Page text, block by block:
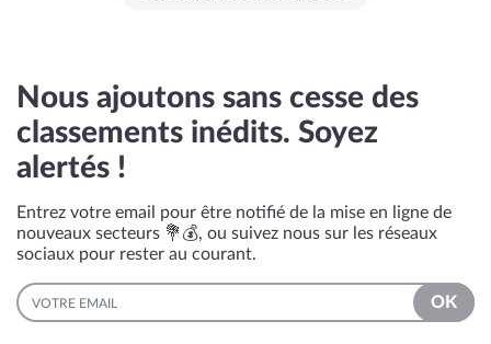
Nous ajoutons sans cesse des
classements inédits. Soyez
alertés !
Entrez votre email pour être notifié de la mise en ligne de
nouveaux secteurs 💐💰, ou suivez nous sur les réseaux
sociaux pour rester au courant.
EMAIL
OK